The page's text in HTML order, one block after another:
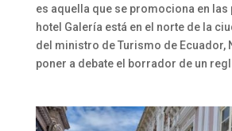
es aquella que se promociona en las
hotel Galería está en el norte de la
del ministro de Turismo de Ecuador,
poner a debate el borrador de un